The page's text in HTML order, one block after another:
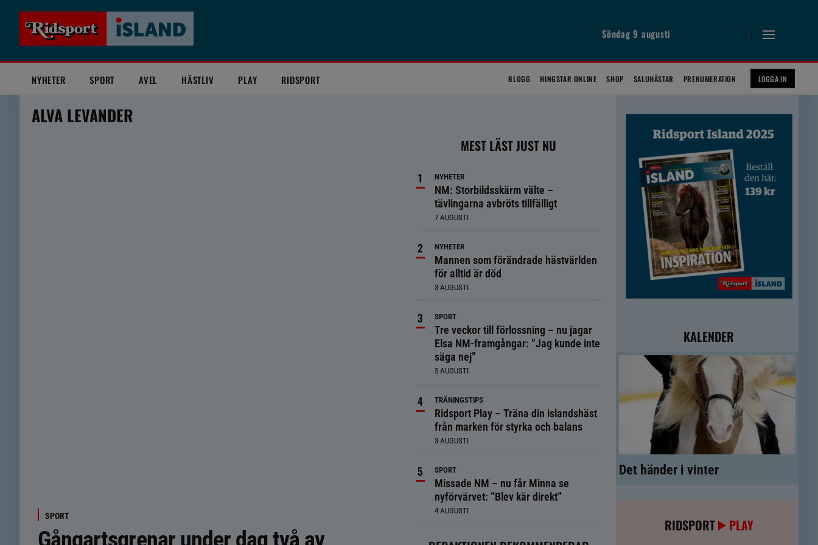
Söndag 9 augusti
NYHETER SPORT AVEL HÄSTLIV PLAY RIDSPORT BLOGG HINGSTAR ONLINE SHOP SALUHÄSTAR PRENUMERATION LOGGA IN
ALVA LEVANDER
SPORT
Gångartsgrenar under dag två av
MEST LÄST JUST NU
NYHETER
NM: Storbildsskärm välte –
tävlingarna avbröts tillfälligt
7 AUGUSTI
NYHETER
Mannen som förändrade hästvärlden
för alltid är död
3 AUGUSTI
SPORT
Tre veckor till förlossning – nu jagar
Elsa NM-framgångar: ”Jag kunde inte
säga nej”
5 AUGUSTI
TRÄNINGSTIPS
Ridsport Play – Träna din islandshäst
från marken för styrka och balans
3 AUGUSTI
SPORT
Missade NM – nu får Minna se
nyförvärvet: ”Blev kär direkt”
4 AUGUSTI
KALENDER
Det händer i vinter
RIDSPORT PLAY